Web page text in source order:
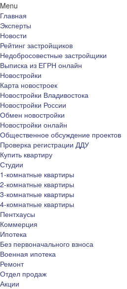
Menu
Главная
Эксперты
Новости
Рейтинг застройщиков
Недобросовестные застройщики
Выписка из ЕГРН онлайн
Новостройки
Карта новостроек
Новостройки Владивостока
Новостройки России
Обмен новостройки
Новостройки онлайн
Общественное обсуждение проектов
Проверка регистрации ДДУ
Купить квартиру
Студии
1-комнатные квартиры
2-комнатные квартиры
3-комнатные квартиры
4-комнатные квартиры
Пентхаусы
Коммерция
Ипотека
Без первоначального взноса
Военная ипотека
Ремонт
Отдел продаж
Акции